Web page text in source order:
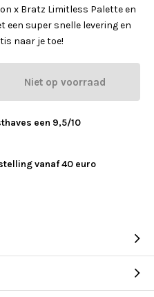
x Bratz Limitless Palette en
een super snelle levering en
naar je toe!
Niet op voorraad
een 9,5/10
vanaf 40 euro